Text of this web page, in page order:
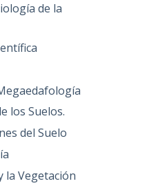
de la
los Suelos.
del Suelo
la Vegetación